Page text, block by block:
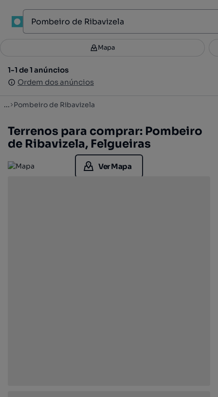
Filtros 2
1-1 de 1 anúncios
Ordem dos anúncios
Mapa
1-1 de 1 anúncios
Ordem dos anúncios
... Pombeiro de Ribavizela
Terrenos para comprar: Pombeiro
de Ribavizela, Felgueiras
Ver Mapa